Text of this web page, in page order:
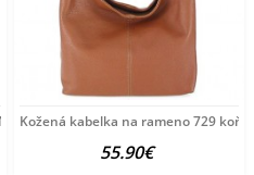
vanilková
Kožená kabelka na rameno 729
55.90€